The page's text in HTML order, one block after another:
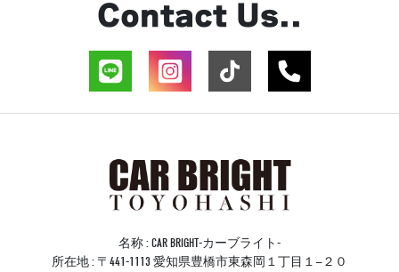
Contact Us..
名称 : CAR BRIGHT-カーブライト-
所在地 : 〒441-1113 愛知県豊橋市東森岡１丁目１−２０